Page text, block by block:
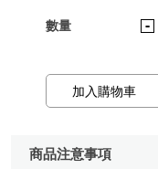
數量
-
加入購物車
商品注意事項